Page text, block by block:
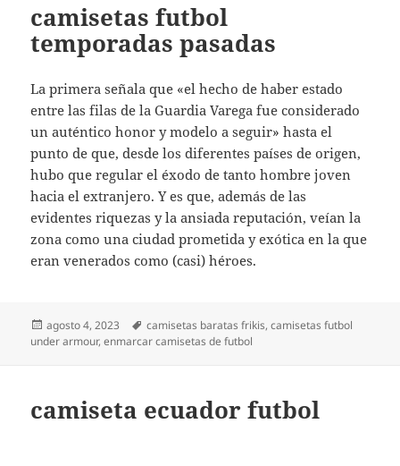
camisetas futbol
temporadas pasadas
La primera señala que «el hecho de haber estado
entre las filas de la Guardia Varega fue considerado
un auténtico honor y modelo a seguir» hasta el
punto de que, desde los diferentes países de origen,
hubo que regular el éxodo de tanto hombre joven
hacia el extranjero. Y es que, además de las
evidentes riquezas y la ansiada reputación, veían la
zona como una ciudad prometida y exótica en la que
eran venerados como (casi) héroes.
Publicado
el
agosto 4, 2023 Etiquetas
camisetas baratas frikis,camisetas futbol
under armour,enmarcar camisetas de futbol
camiseta ecuador futbol